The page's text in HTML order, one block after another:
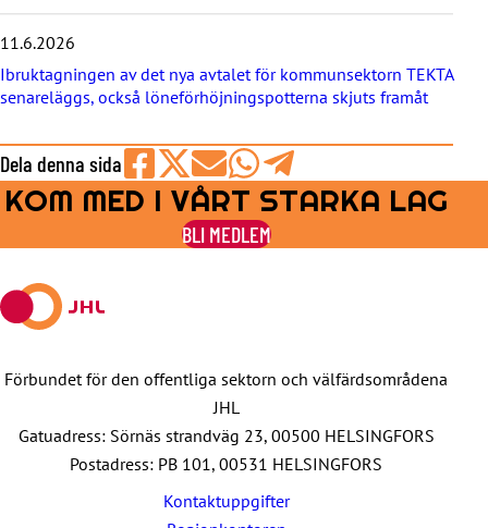
Ingen separat anmälan behövs, klicka på länken nedan
för att delta i mötet.
Mötet hålls via Teams tisdagen den 23 maj kl. 17.00–
Anslut dig till mötet här
a
11.6.2026
Ibruktagningen av det nya avtalet för kommunsektorn TEKTA
senareläggs, också löneförhöjningspotterna skjuts framåt
Dela denna sida
Share
on
Facebook
Share
on
Share
by
E-
Share
on
WhatsApp
Share
on
Telegram
KOM MED I VÅRT STARKA LAG
BLI MEDLEM
Förbundet för den offentliga sektorn och välfärdsområdena
JHL
Gatuadress: Sörnäs strandväg 23, 00500 HELSINGFORS
Postadress: PB 101, 00531 HELSINGFORS
Kontaktuppgifter